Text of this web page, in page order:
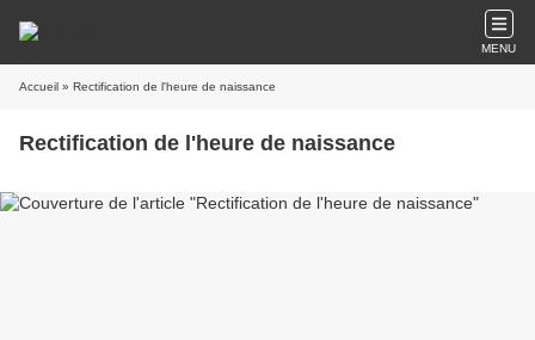
MENU
Accueil » Rectification de l'heure de naissance
Rectification de l'heure de naissance